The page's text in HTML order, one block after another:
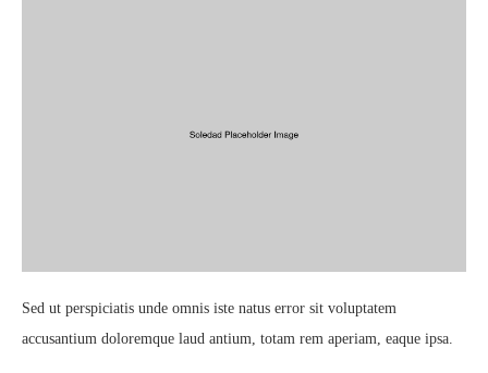
Sed ut perspiciatis unde omnis iste natus error sit voluptatem
accusantium doloremque laud antium, totam rem aperiam, eaque ipsa.